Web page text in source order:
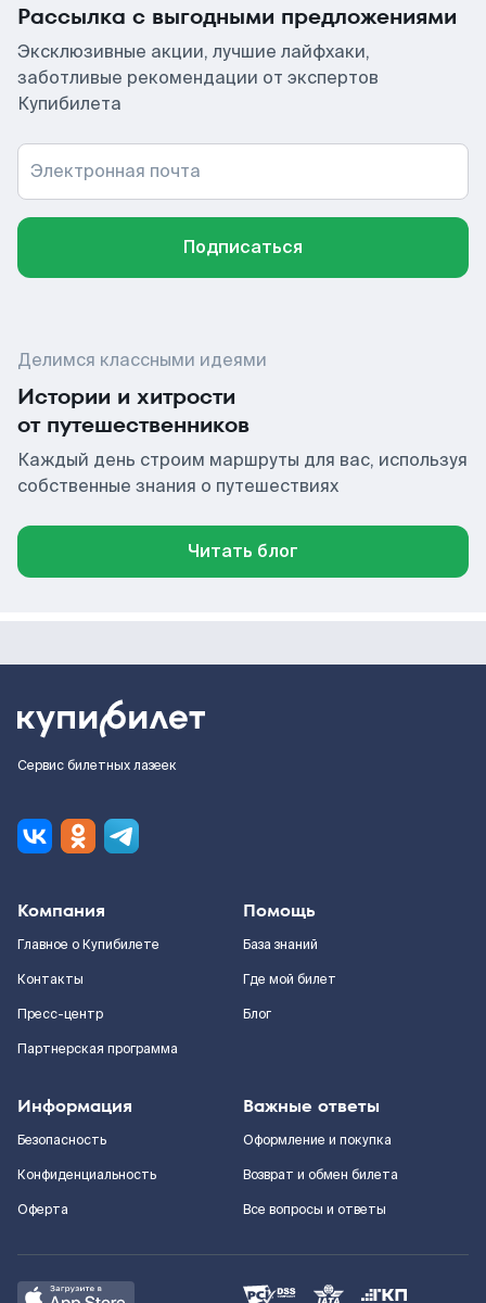
Рассылка с выгодными предложениями
Эксклюзивные акции, лучшие лайфхаки,
заботливые рекомендации от экспертов
Купибилета
Электронная почта
Подписаться
Делимся классными идеями
Истории и хитрости
от путешественников
Каждый день строим маршруты для вас, используя
собственные знания о путешествиях
Читать блог
Сервис билетных лазеек
Компания
Главное о Купибилете
Контакты
Пресс-центр
Партнерская программа
Помощь
База знаний
Где мой билет
Блог
Информация
Безопасность
Конфиденциальность
Оферта
Важные ответы
Оформление и покупка
Возврат и обмен билета
Все вопросы и ответы